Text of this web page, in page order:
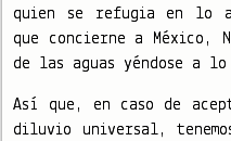
quien se refugia en lo
que concierne a México,
de las aguas yéndose a
Así que, en caso de
diluvio universal,